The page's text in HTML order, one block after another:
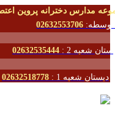
مدارس دخترانه پروین
02632553706
شعبه 2 : 02632535444
دبستان شعبه 1 : 02632518778